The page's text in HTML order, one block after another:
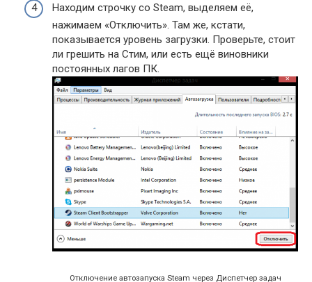
Находим строчку со Steam, выделяем её,
нажимаем «Отключить». Там же, кстати,
показывается уровень загрузки. Проверьте, стоит
ли грешить на Стим, или есть ещё виновники
постоянных лагов ПК.
Отключение автозапуска Steam через Диспетчер задач